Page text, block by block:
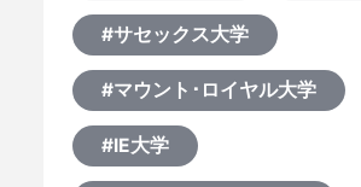
#サセックス大学
#マウント･ロイヤル大学
#IE大学